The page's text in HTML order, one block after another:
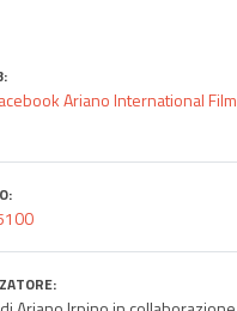
Ariano International Film